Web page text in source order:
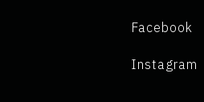
Facebook
Instagram